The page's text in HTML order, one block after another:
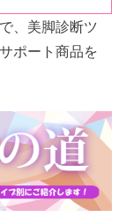
、美脚診断ツ
ポート商品を